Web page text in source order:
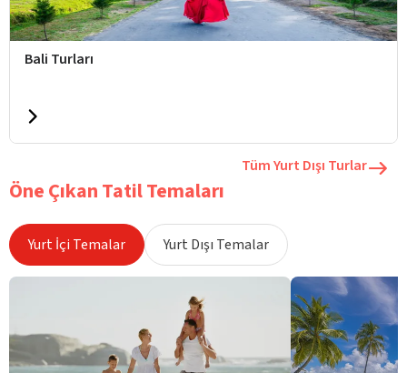
Bali Turları
Tüm Yurt Dışı Turlar
Öne Çıkan Tatil Temaları
Yurt İçi Temalar Yurt Dışı Temalar